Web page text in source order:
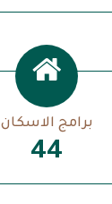
45
برامج الاسكان